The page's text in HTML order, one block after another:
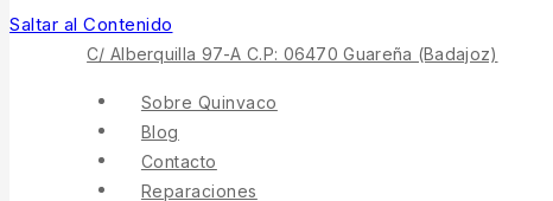
Saltar al Contenido
C/ Alberquilla 97-A C.P: 06470 Guareña (Badajoz)
Sobre Quinvaco
Blog
Contacto
Reparaciones